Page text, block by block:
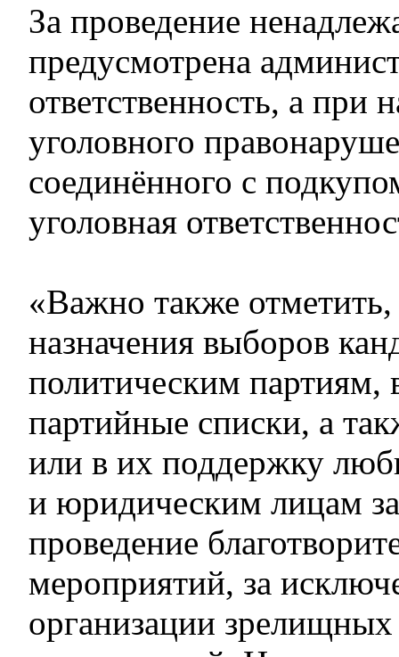
За проведение
предусмотрена
ответственность, а при
уголовного
соединённого с
уголовная
«Важно также
назначения выборов
политическим
партийные списки, а
или в их поддержку
и юридическим лицам
проведение
мероприятий, за
организации